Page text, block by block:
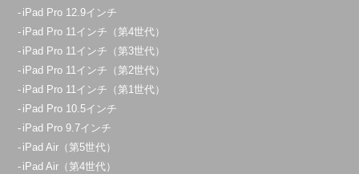
iPad Pro 12.9インチ
iPad Pro 11インチ（第4世代）
iPad Pro 11インチ（第3世代）
iPad Pro 11インチ（第2世代）
iPad Pro 11インチ（第1世代）
iPad Pro 10.5インチ
iPad Pro 9.7インチ
iPad Air（第5世代）
iPad Air（第4世代）